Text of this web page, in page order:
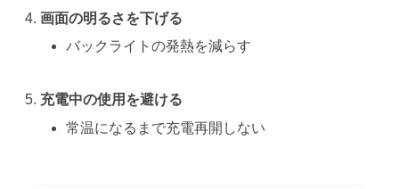
画面の明るさを下げる
バックライトの発熱を減らす
充電中の使用を避ける
常温になるまで充電再開しない